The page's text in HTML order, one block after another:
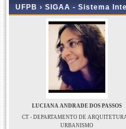
UFPB › SIGAA - Sistema
LUCIANA ANDRADE DOS PASSOS
CT - DEPARTAMENTO DE
URBANISMO